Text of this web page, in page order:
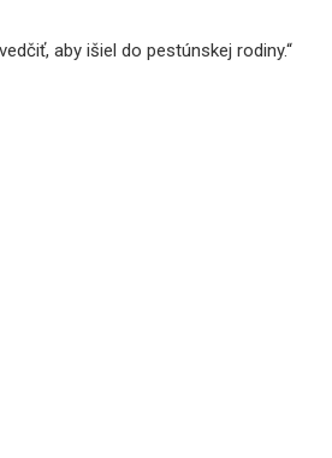
aby išiel do pestúnskej rodiny.“